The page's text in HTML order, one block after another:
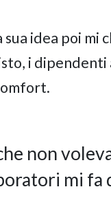
sua idea poi
i
non
mi fa